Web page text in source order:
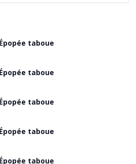
taboue
taboue
taboue
taboue
taboue